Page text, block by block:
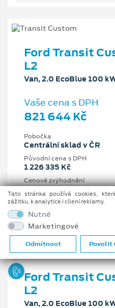
Ford Transit
L2
Van, 2.0 EcoBlue 100
Vaše cena s DPH
821 644 Kč
Pobočka
Centrální sklad v ČR
Původní cena s DPH
1 226 335 Kč
Cenové zvýhodnění
404 691 Kč
6st. manuální
Ford Transit
L2
Van, 2.0 EcoBlue 100
Tato stránka používá cookies,
zážitku, k analytice i cílení reklamy.
Nutné
Marketingové
Odmítnout Povolit